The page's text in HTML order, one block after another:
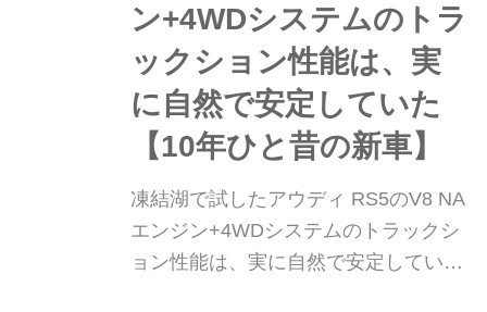
ン+4WDシステムのトラ
ックション性能は、実
に自然で安定していた
【10年ひと昔の新車】
凍結湖で試したアウディ RS5のV8 NA
エンジン+4WDシステムのトラックシ
ョン性能は、実に自然で安定していた